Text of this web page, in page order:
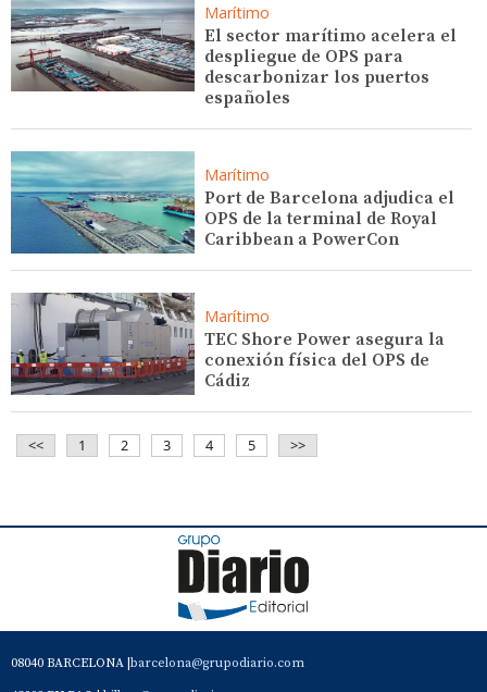
Marítimo
El sector marítimo acelera el
despliegue de OPS para
descarbonizar los puertos
españoles
Marítimo
Port de Barcelona adjudica el
OPS de la terminal de Royal
Caribbean a PowerCon
Marítimo
TEC Shore Power asegura la
conexión física del OPS de
Cádiz
<< 1 2 3 4 5 >>
08040 BARCELONA | barcelona@grupodiario.com